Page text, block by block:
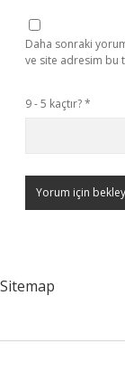
Daha sonraki
ve site adresim bu
9 - 5 kaçtır?*
Sitemap